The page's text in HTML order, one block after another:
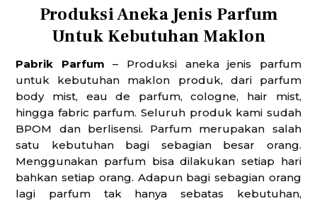
Produksi Aneka Jenis Parfum
Untuk Kebutuhan Maklon
Pabrik Parfum – Produksi aneka jenis parfum
untuk kebutuhan maklon produk, dari parfum
body mist, eau de parfum, cologne, hair mist,
hingga fabric parfum. Seluruh produk kami sudah
BPOM dan berlisensi. Parfum merupakan salah
satu kebutuhan bagi sebagian besar orang.
Menggunakan parfum bisa dilakukan setiap hari
bahkan setiap orang. Adapun bagi sebagian orang
lagi parfum tak hanya sebatas kebutuhan,